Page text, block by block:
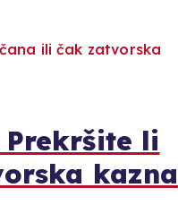
Prekršite li
kazna